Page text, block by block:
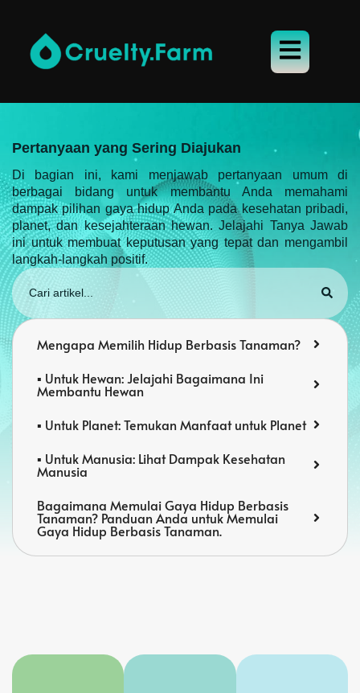
Pertanyaan yang Sering Diajukan
Di bagian ini, kami menjawab pertanyaan umum di
berbagai bidang untuk membantu Anda memahami
dampak pilihan gaya hidup Anda pada kesehatan pribadi,
planet, dan kesejahteraan hewan. Jelajahi Tanya Jawab
ini untuk membuat keputusan yang tepat dan mengambil
langkah-langkah positif.
Mengapa Memilih Hidup Berbasis Tanaman?
▪️ Untuk Hewan: Jelajahi Bagaimana Ini
Membantu Hewan
▪️ Untuk Planet: Temukan Manfaat untuk Planet
▪️ Untuk Manusia: Lihat Dampak Kesehatan
Manusia
Bagaimana Memulai Gaya Hidup Berbasis
Tanaman? Panduan Anda untuk Memulai
Gaya Hidup Berbasis Tanaman.